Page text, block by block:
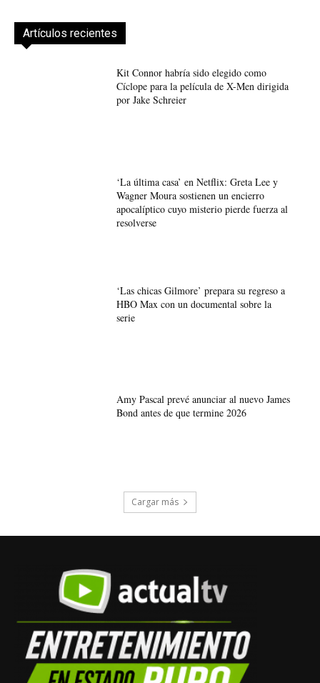
Artículos recientes
Kit Connor habría sido elegido como
Cíclope para la película de X-Men dirigida
por Jake Schreier
‘La última casa’ en Netflix: Greta Lee y
Wagner Moura sostienen un encierro
apocalíptico cuyo misterio pierde fuerza al
resolverse
‘Las chicas Gilmore’ prepara su regreso a
HBO Max con un documental sobre la
serie
Amy Pascal prevé anunciar al nuevo James
Bond antes de que termine 2026
Cargar más